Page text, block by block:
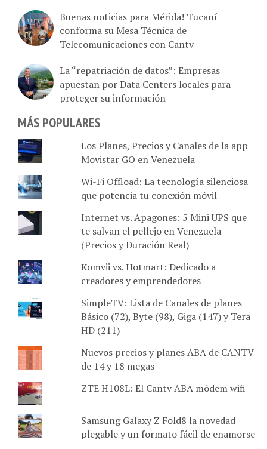
Buenas noticias para Mérida! Tucaní
conforma su Mesa Técnica de
Telecomunicaciones con Cantv
La “repatriación de datos”: Empresas
apuestan por Data Centers locales para
proteger su información
MÁS POPULARES
Los Planes, Precios y Canales de la app
Movistar GO en Venezuela
Wi-Fi Offload: La tecnología silenciosa
que potencia tu conexión móvil
Internet vs. Apagones: 5 Mini UPS que
te salvan el pellejo en Venezuela
(Precios y Duración Real)
Komvii vs. Hotmart: Dedicado a
creadores y emprendedores
SimpleTV: Lista de Canales de planes
Básico (72), Byte (98), Giga (147) y Tera
HD (211)
Nuevos precios y planes ABA de CANTV
de 14 y 18 megas
ZTE H108L: El Cantv ABA módem wifi
Samsung Galaxy Z Fold8 la novedad
plegable y un formato fácil de enamorse